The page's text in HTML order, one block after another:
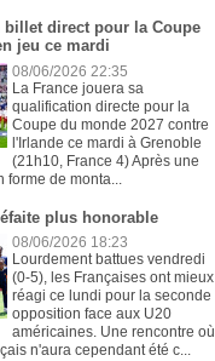
billet direct pour la Coupe
jeu ce mardi
08/06/2026 22:35
La France jouera sa
qualification directe pour la
Coupe du monde 2027 contre
l'Irlande ce mardi à Grenoble
(21h10, France 4) Après une
de monta...
plus honorable
08/06/2026 18:23
Lourdement battues vendredi
(0-5), les Françaises ont mieux
réagi ce lundi pour la seconde
opposition face aux U20
américaines. Une rencontre où
n'aura cependant été c...